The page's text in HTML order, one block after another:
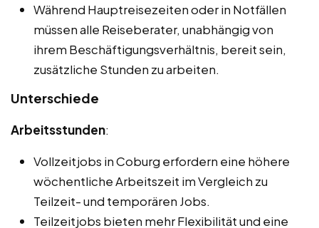
Während Hauptreisezeiten oder in Notfällen
müssen alle Reiseberater, unabhängig von
ihrem Beschäftigungsverhältnis, bereit sein,
zusätzliche Stunden zu arbeiten.
Unterschiede
Arbeitsstunden:
Vollzeitjobs in Coburg erfordern eine höhere
wöchentliche Arbeitszeit im Vergleich zu
Teilzeit- und temporären Jobs.
Teilzeitjobs bieten mehr Flexibilität und eine